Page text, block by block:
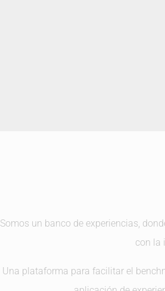
Somos un banco de experiencias,
con la
Una plataforma para facilitar el